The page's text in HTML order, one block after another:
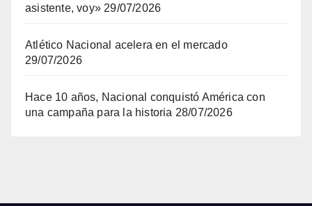
asistente, voy» 29/07/2026
Atlético Nacional acelera en el mercado
29/07/2026
Hace 10 años, Nacional conquistó América con
una campaña para la historia 28/07/2026